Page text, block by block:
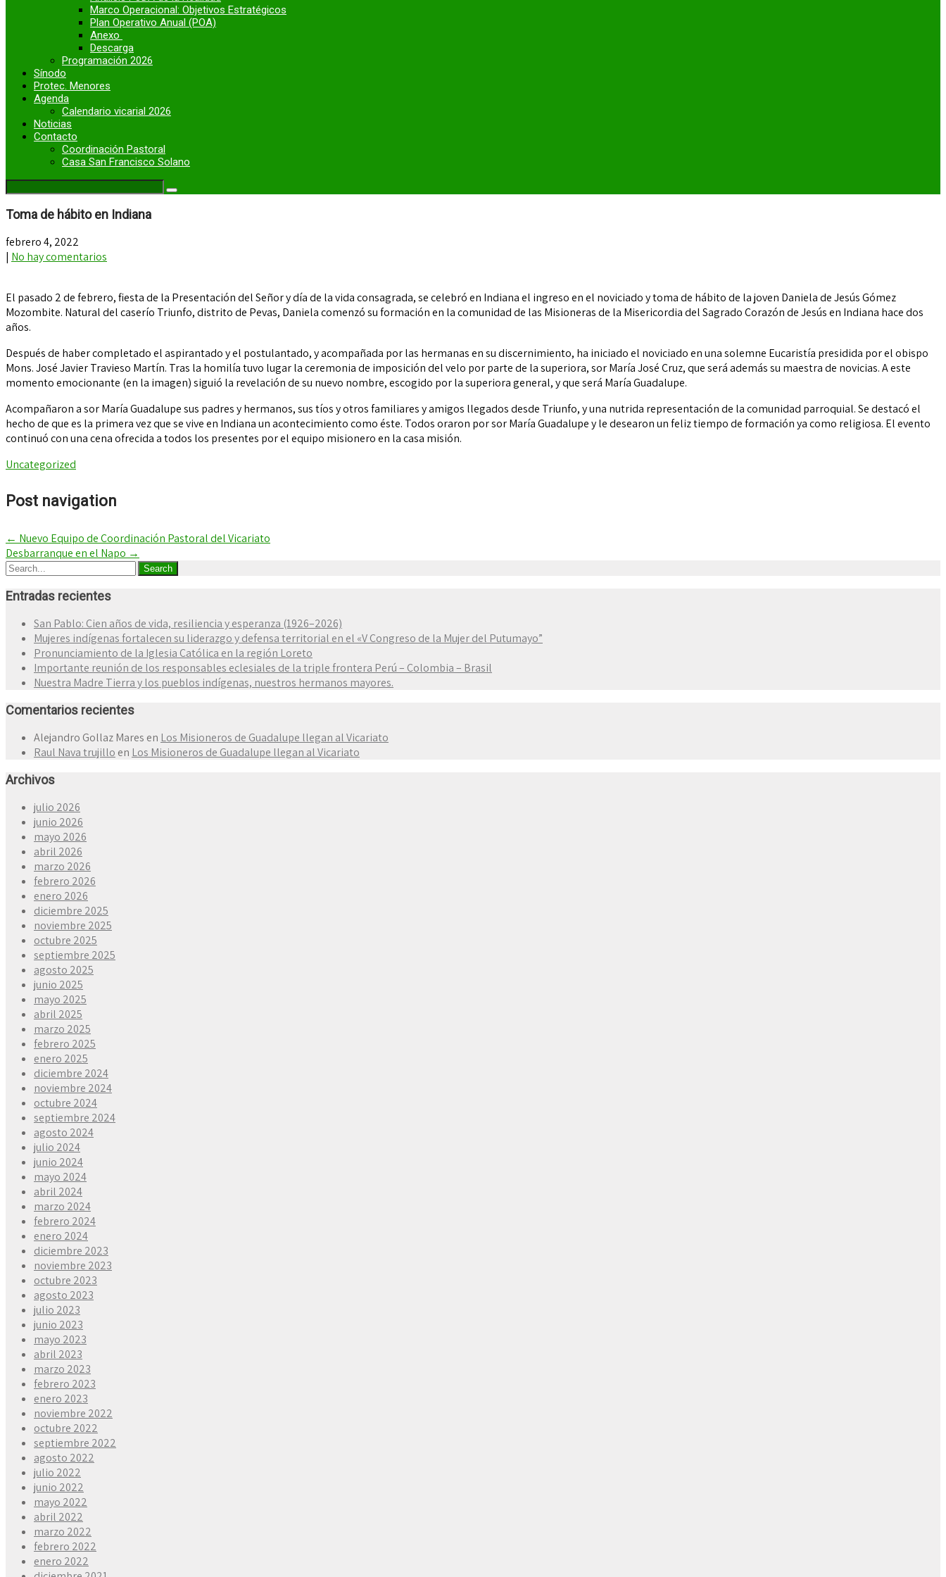
Marco Operacional: Objetivos Estratégicos
Plan Operativo Anual (POA)
Anexo
Descarga
Programación 2026
Sínodo
Protec. Menores
Agenda
Calendario vicarial 2026
Noticias
Contacto
Coordinación Pastoral
Casa San Francisco Solano
Toma de hábito en Indiana
febrero 4, 2022
| No hay comentarios
El pasado 2 de febrero, fiesta de la Presentación del Señor y día de la vida consagrada, se celebró en Indiana el ingreso en el noviciado y toma de hábito de la joven Daniela de Jesús Gómez
Mozombite. Natural del caserío Triunfo, distrito de Pevas, Daniela comenzó su formación en la comunidad de las Misioneras de la Misericordia del Sagrado Corazón de Jesús en Indiana hace dos
años.
Después de haber completado el aspirantado y el postulantado, y acompañada por las hermanas en su discernimiento, ha iniciado el noviciado en una solemne Eucaristía presidida por el obispo
Mons. José Javier Travieso Martín. Tras la homilía tuvo lugar la ceremonia de imposición del velo por parte de la superiora, sor María José Cruz, que será además su maestra de novicias. A este
momento emocionante (en la imagen) siguió la revelación de su nuevo nombre, escogido por la superiora general, y que será María Guadalupe.
Acompañaron a sor María Guadalupe sus padres y hermanos, sus tíos y otros familiares y amigos llegados desde Triunfo, y una nutrida representación de la comunidad parroquial. Se destacó el
hecho de que es la primera vez que se vive en Indiana un acontecimiento como éste. Todos oraron por sor María Guadalupe y le desearon un feliz tiempo de formación ya como religiosa. El evento
continuó con una cena ofrecida a todos los presentes por el equipo misionero en la casa misión.
Uncategorized
Post navigation
← Nuevo Equipo de Coordinación Pastoral del Vicariato
Desbarranque en el Napo →
Entradas recientes
San Pablo: Cien años de vida, resiliencia y esperanza (1926–2026)
Mujeres indígenas fortalecen su liderazgo y defensa territorial en el «V Congreso de la Mujer del Putumayo”
Pronunciamiento de la Iglesia Católica en la región Loreto
Importante reunión de los responsables eclesiales de la triple frontera Perú – Colombia – Brasil
Nuestra Madre Tierra y los pueblos indígenas, nuestros hermanos mayores.
Comentarios recientes
Alejandro Gollaz Mares en Los Misioneros de Guadalupe llegan al Vicariato
Raul Nava trujillo en Los Misioneros de Guadalupe llegan al Vicariato
Archivos
julio 2026
junio 2026
mayo 2026
abril 2026
marzo 2026
febrero 2026
enero 2026
diciembre 2025
noviembre 2025
octubre 2025
septiembre 2025
agosto 2025
junio 2025
mayo 2025
abril 2025
marzo 2025
febrero 2025
enero 2025
diciembre 2024
noviembre 2024
octubre 2024
septiembre 2024
agosto 2024
julio 2024
junio 2024
mayo 2024
abril 2024
marzo 2024
febrero 2024
enero 2024
diciembre 2023
noviembre 2023
octubre 2023
agosto 2023
julio 2023
junio 2023
mayo 2023
abril 2023
marzo 2023
febrero 2023
enero 2023
noviembre 2022
octubre 2022
septiembre 2022
agosto 2022
julio 2022
junio 2022
mayo 2022
abril 2022
marzo 2022
febrero 2022
enero 2022